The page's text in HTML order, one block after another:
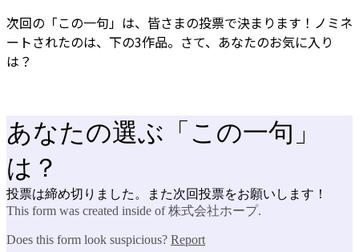
次回の「この一句」は、 皆さまの投票で決まります！ノミネ
ートされたのは、下の3作品。さて、あなたのお気に入り
は？